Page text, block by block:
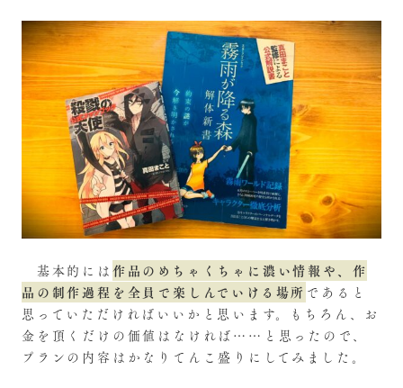
基本的には作品のめちゃくちゃに濃い情報や、作
品の制作過程を全員で楽しんでいける場所 であると
思っていただければいいかと思います。もちろん、お
金を頂くだけの価値はなければ……と思ったので、
プランの内容はかなりてんこ盛りにしてみました。